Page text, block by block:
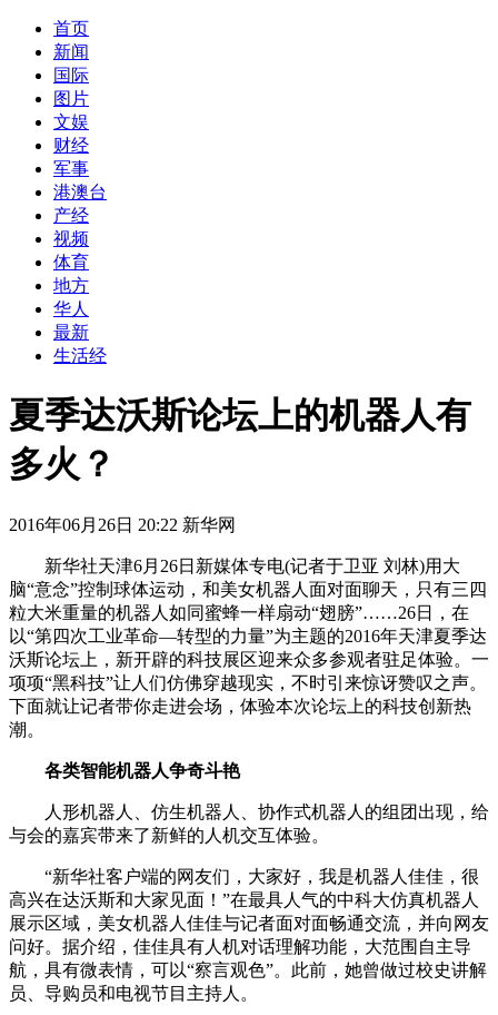
首页
新闻
国际
图片
文娱
财经
军事
港澳台
产经
视频
体育
地方
华人
最新
生活经
夏季达沃斯论坛上的机器人有
多火？
2016年06月26日 20:22 新华网
新华社天津6月26日新媒体专电(记者于卫亚 刘林)用大
脑“意念”控制球体运动，和美女机器人面对面聊天，只有三四
粒大米重量的机器人如同蜜蜂一样扇动“翅膀”……26日，在
以“第四次工业革命—转型的力量”为主题的2016年天津夏季达
沃斯论坛上，新开辟的科技展区迎来众多参观者驻足体验。一
项项“黑科技”让人们仿佛穿越现实，不时引来惊讶赞叹之声。
下面就让记者带你走进会场，体验本次论坛上的科技创新热
潮。
各类智能机器人争奇斗艳
人形机器人、仿生机器人、协作式机器人的组团出现，给
与会的嘉宾带来了新鲜的人机交互体验。
“新华社客户端的网友们，大家好，我是机器人佳佳，很
高兴在达沃斯和大家见面！”在最具人气的中科大仿真机器人
展示区域，美女机器人佳佳与记者面对面畅通交流，并向网友
问好。据介绍，佳佳具有人机对话理解功能，大范围自主导
航，具有微表情，可以“察言观色”。此前，她曾做过校史讲解
员、导购员和电视节目主持人。